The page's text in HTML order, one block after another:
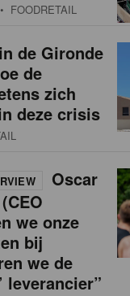
• FOODRETAIL
de Gironde
de
zich
deze crisis
Oscar
we onze
bij
we de
leverancier”